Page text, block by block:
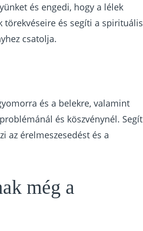
és engedi, hogy a lélek
törekvéseire és segíti a spirituális
csatolja.
és a belekre, valamint
és köszvénynél. Segít
az érelmeszesedést és a
még a